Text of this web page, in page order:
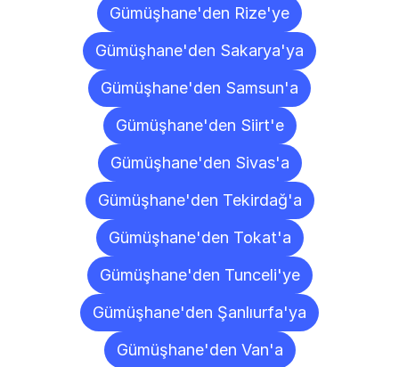
Gümüşhane'den Rize'ye
Gümüşhane'den Sakarya'ya
Gümüşhane'den Samsun'a
Gümüşhane'den Siirt'e
Gümüşhane'den Sivas'a
Gümüşhane'den Tekirdağ'a
Gümüşhane'den Tokat'a
Gümüşhane'den Tunceli'ye
Gümüşhane'den Şanlıurfa'ya
Gümüşhane'den Van'a